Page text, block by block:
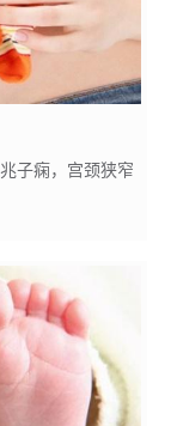
子痫，宫颈狭窄